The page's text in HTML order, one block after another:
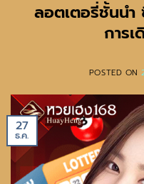
ลอตเตอรี่ชั้นนำ
การ
POSTED ON
27
ธ.ค.